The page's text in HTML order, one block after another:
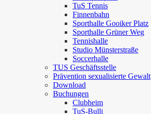
TuS Tennis
Finnenbahn
Sporthalle Gooiker Platz
Sporthalle Grüner Weg
Tennishalle
Studio Münsterstraße
Soccerhalle
TUS Geschäftsstelle
Prävention sexualisierte Gewalt
Download
Buchungen
Clubheim
TuS-Bulli